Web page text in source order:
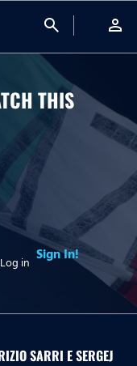
search person
THIS
in Sign In!
SARRI E SERGEJ